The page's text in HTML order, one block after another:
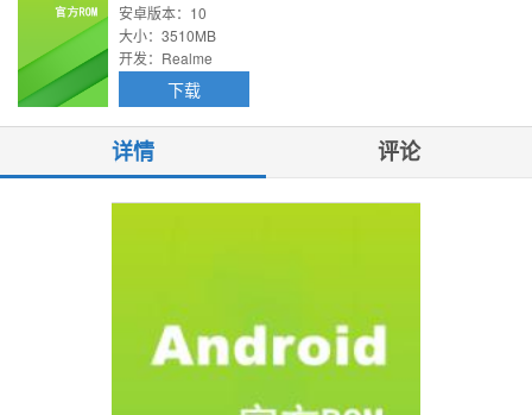
安卓版本：10
大小：3510MB
开发：Realme
下载
详情 评论